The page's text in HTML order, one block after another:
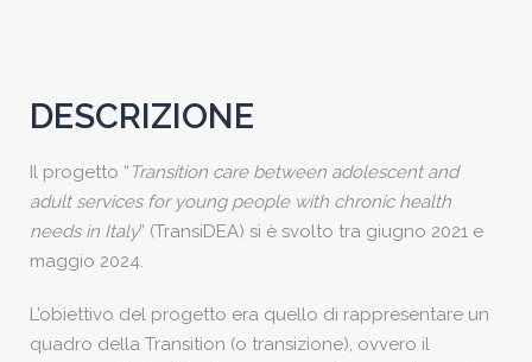
DESCRIZIONE
Il progetto “ Transition care between adolescent and
adult services for young people with chronic health
needs in Italy” (TransiDEA) si è svolto tra giugno 2021 e
maggio 2024.
L’obiettivo del progetto era quello di rappresentare un
quadro della Transition (o transizione), ovvero il